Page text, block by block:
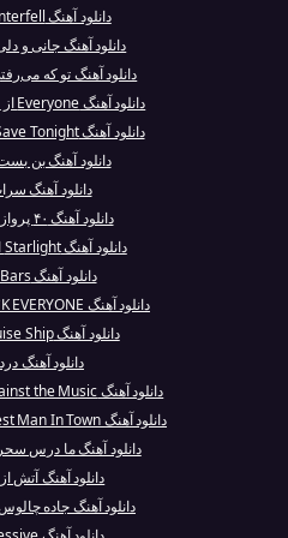
دانلود آهنگ Winterfell از کیو ای
دانلود آهنگ جانی و
دانلود آهنگ تو که
دانلود آهنگ Everyone از Backstreet Boys
دانلود آهنگ Save Tonight از Robin Schulz
دانلود آهنگ بن
دانلود آهنگ
دانلود آهنگ ۴۰ پرواز از دیجی پانی
دانلود آهنگ Starlight از Taylor Swift
دانلود آهنگ Bars از Migos
دانلود آهنگ F**K EVERYONE از Lola Young
دانلود آهنگ Cruise Ship از Future
دانلود آهنگ
دانلود آهنگ Me Against the Music از Madonna
دانلود آهنگ Hardest Man In Town از Nate Dogg
دانلود آهنگ ما درس
دانلود آهنگ آتش
دانلود آهنگ جاده